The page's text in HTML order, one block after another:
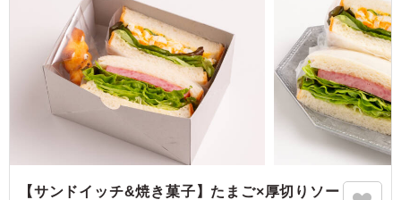
【サンドイッチ&焼き菓子】たまご×厚切りソー